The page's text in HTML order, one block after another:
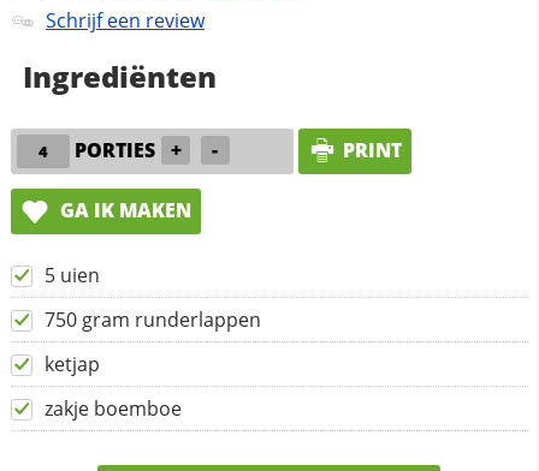
Schrijf een review
Ingrediënten
PORTIES + - PRINT
GA IK MAKEN
5 uien
750 gram runderlappen
ketjap
zakje boemboe